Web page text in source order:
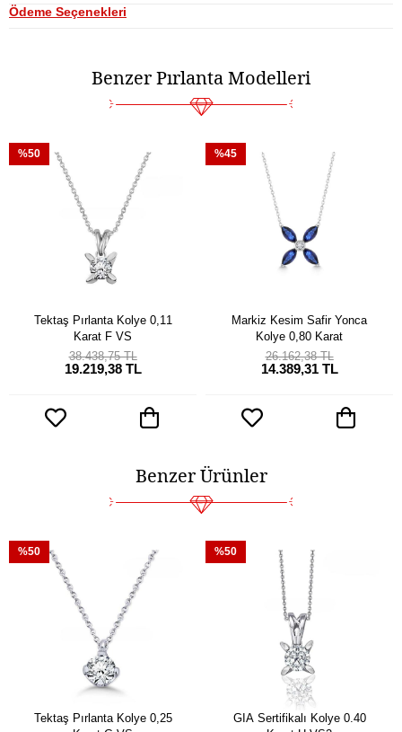
Ödeme Seçenekleri
Benzer Pırlanta Modelleri
Tektaş Pırlanta Kolye 0,11
Karat F VS
19.219,38 TL
38.438,75 TL
%50
Markiz Kesim Safir Yonca
Kolye 0,80 Karat
14.389,31 TL
26.162,38 TL
%45
Benzer Ürünler
Tektaş Pırlanta Kolye 0,25
%50
GIA Sertifikalı Kolye 0.40
%50